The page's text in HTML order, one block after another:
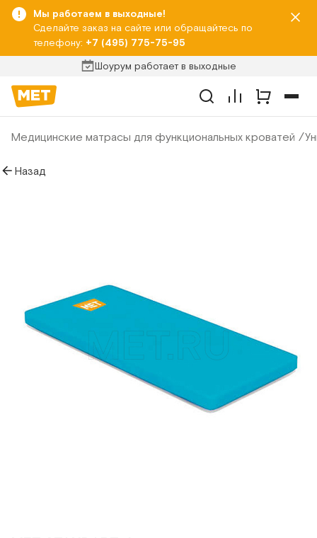
Мы работаем в выходные!
Сделайте заказ на сайте или обращайтесь по
телефону: +7 (495) 775-75-95
Шоурум работает в выходные
Медицинские матрасы для функциональных кроватей
Назад